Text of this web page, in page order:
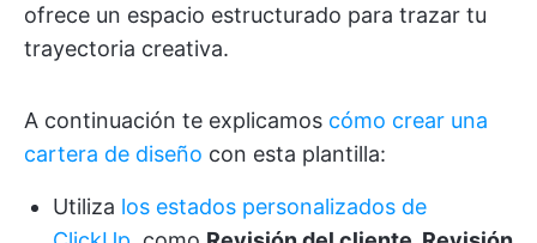
ofrece un espacio estructurado para trazar tu
trayectoria creativa.
A continuación te explicamos cómo crear una
cartera de diseño con esta plantilla:
Utiliza los estados personalizados de